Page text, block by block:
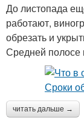
До листопада
работают,
обрезать и
Средней полосе
читать дальше →